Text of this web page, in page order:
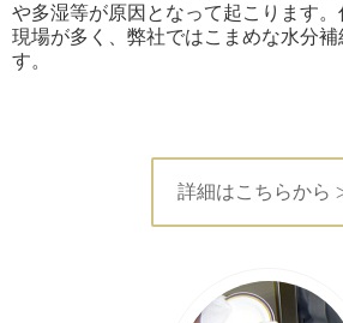
や多湿等が原因となって起こります
現場が多く、弊社ではこまめな水分補
す。
詳細はこちらから